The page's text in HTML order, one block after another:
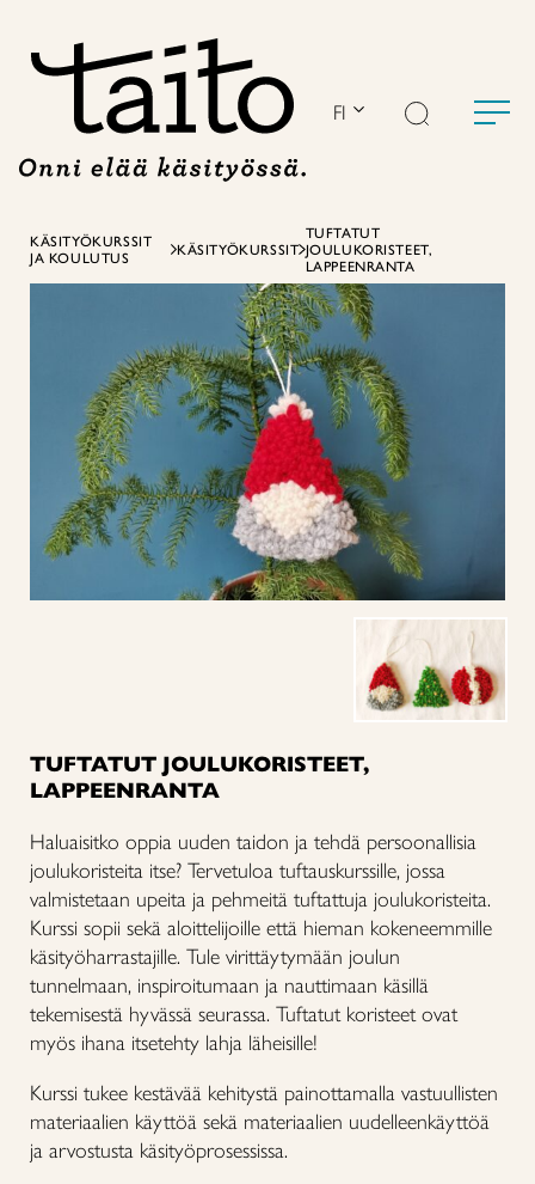
FI
KÄSITYÖKURSSIT
JA KOULUTUS
KÄSITYÖKURSSIT
TUFTATUT
JOULUKORISTEET,
LAPPEENRANTA
TUFTATUT JOULUKORISTEET,
LAPPEENRANTA
Haluaisitko oppia uuden taidon ja tehdä persoonallisia
joulukoristeita itse? Tervetuloa tuftauskurssille, jossa
valmistetaan upeita ja pehmeitä tuftattuja joulukoristeita.
Kurssi sopii sekä aloittelijoille että hieman kokeneemmille
käsityöharrastajille. Tule virittäytymään joulun
tunnelmaan, inspiroitumaan ja nauttimaan käsillä
tekemisestä hyvässä seurassa. Tuftatut koristeet ovat
myös ihana itsetehty lahja läheisille!
Kurssi tukee kestävää kehitystä painottamalla vastuullisten
materiaalien käyttöä sekä materiaalien uudelleenkäyttöä
ja arvostusta käsityöprosessissa.